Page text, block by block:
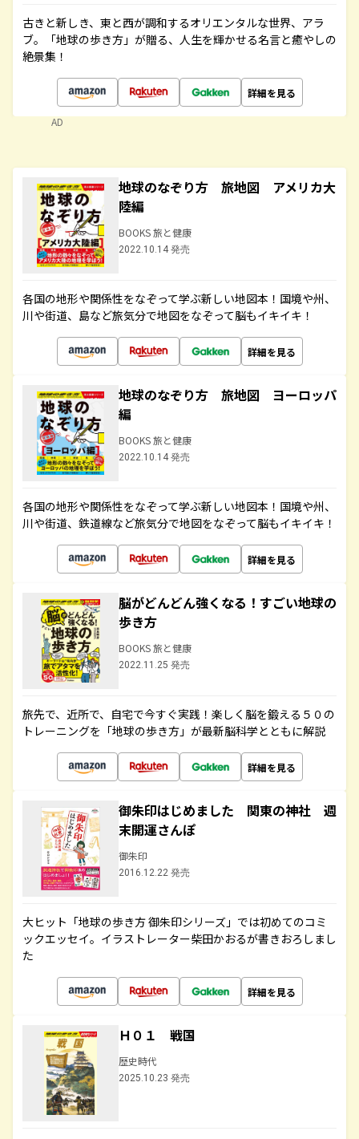
古きと新しき、東と西が調和するオリエンタルな世界、アラ
ブ。「地球の歩き方」が贈る、人生を輝かせる名言と癒やしの
絶景集！
詳細を見る
AD
地球のなぞり方 旅地図 アメリカ大
陸編
BOOKS 旅と健康
2022.10.14 発売
各国の地形や関係性をなぞって学ぶ新しい地図本！国境や州、
川や街道、島など旅気分で地図をなぞって脳もイキイキ！
詳細を見る
地球のなぞり方 旅地図 ヨーロッパ
編
BOOKS 旅と健康
2022.10.14 発売
各国の地形や関係性をなぞって学ぶ新しい地図本！国境や州、
川や街道、鉄道線など旅気分で地図をなぞって脳もイキイキ！
詳細を見る
脳がどんどん強くなる！すごい地球の
歩き方
BOOKS 旅と健康
2022.11.25 発売
旅先で、近所で、自宅で今すぐ実践！楽しく脳を鍛える５０の
トレーニングを「地球の歩き方」が最新脳科学とともに解説
詳細を見る
御朱印はじめました 関東の神社 週
末開運さんぽ
御朱印
2016.12.22 発売
大ヒット「地球の歩き方 御朱印シリーズ」では初めてのコミ
ックエッセイ。イラストレーター柴田かおるが書きおろしまし
た
詳細を見る
Ｈ０１ 戦国
歴史時代
2025.10.23 発売